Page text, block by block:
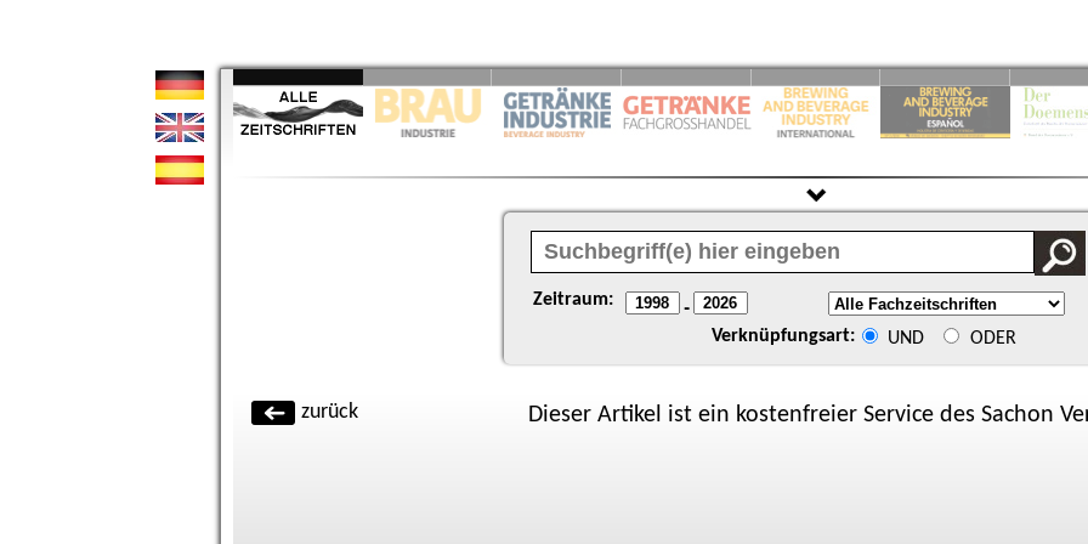
Zeitraum: -
Verknüpfungsart: UND ODER
zurück Dieser Artikel ist ein kostenfreier Service des Sachon